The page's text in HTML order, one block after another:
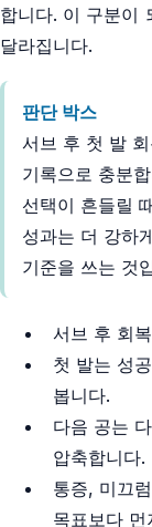
합니다. 이 구분이
달라집니다.
판단 박스
서브 후 첫 발
기록으로 충분
선택이 흔들릴
성과는 더 강하
기준을 쓰는 것
서브 후 회
첫 발는 성
봅니다.
다음 공는
압축합니다.
통증, 미끄
목표보다